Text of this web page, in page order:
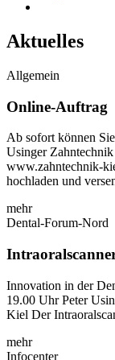
Aktuelles
Allgemein
Online-Auftrag
Ab sofort können
Usinger
www.zahntechnik-
hochladen und
mehr
Dental-Forum-Nord
Innovation in der
19.00 Uhr Peter
Kiel Der
mehr
Infocenter